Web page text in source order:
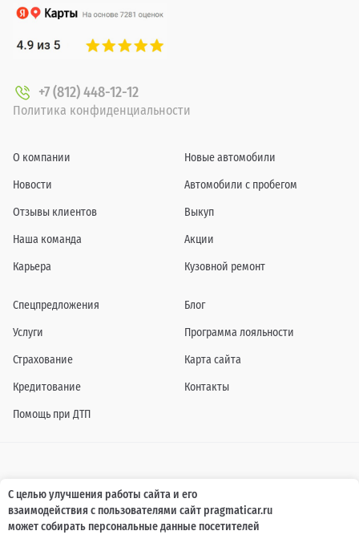
+7 (812) 448-12-12
Политика конфиденциальности
О компании
Новости
Отзывы клиентов
Наша команда
Карьера
Новые автомобили
Автомобили с пробегом
Выкуп
Акции
Кузовной ремонт
Спецпредложения
Услуги
Страхование
Кредитование
Помощь при ДТП
Блог
Программа лояльности
Карта сайта
Контакты
Информация о технических характеристиках, составе комплектаций, цветовой
гамме и стоимости автомобилей, а также действующих акциях, сроках и условиях
их проведения, указанных на сайте www.pragmaticar.ru, носит информационный
характер и ни при каких условиях не является публичной офертой,
С целью улучшения работы сайта и его
взаимодействия с пользователями сайт pragmaticar.ru
может собирать персональные данные посетителей